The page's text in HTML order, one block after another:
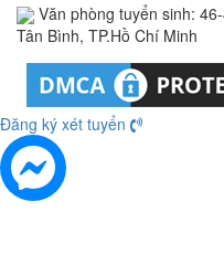
Văn phòng tuyển sinh:
Tân Bình, TP.Hồ Chí Minh
Đăng ký xét tuyển